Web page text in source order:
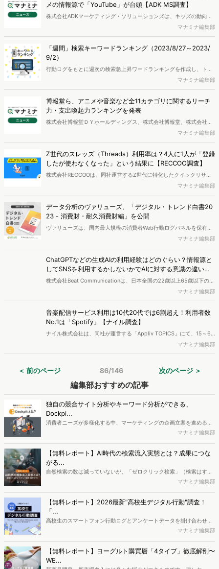
メの情報源で「YouTube」が台頭【ADK MS調査】
株式会社ADKマーケティング・ソリューションズは、キッズの動向を
年間通じて捉えることのできる調査ソリューション「ADKオリジナル
キッズパネル」を活用して、キッズのアニメ・漫画に関する意識・実
態調査を行い、結果を発表しました。
マナミナ編集部
「週間」検索キーワードランキング（2023/8/27～2023/
9/2）
行動ログをもとに週次の検索急上昇ワードランキングを作成し、トレ
ンドになっているワードについて取り上げます。2023年8月27日～9
月2日は、バスケットボール男子日本代表がパリ五輪の出場権を獲得
したことを受けて、選手名など「FIBAバスケットボール・ワールドカ
ップ」に関するワードの検索が急増していました。
マナミナ編集部
博報堂ら、アニメや音楽など全11カテゴリに関するリーチ
力・支出喚起力ランキングを発表
株式会社博報堂ＤＹホールディングス、株式会社博報堂、株式会社博
報堂ＤＹメディアパートナーズの共同研究プロジェクト「コンテンツ
ビジネスラボ」は「コンテンツファン消費行動調査2023」を実施
し、そのデータをもとにアニメや音楽など全11カテゴリ・計1200以上
のコンテンツに関する「リーチ力・支出喚起力ランキング」を発表し
ました。
マナミナ編集部
Z世代のスレッズ（Threads）利用率は？4人に1人が「登録
したが使わなくなった」という結果に【RECCOO調査】
株式会社RECCOOは、同社運営するZ世代に特化したクイックリサー
チサービス『サークルアップ』にて、現役Z世代を対象に「スレッズ
（Threads）の活用状況」の調査を実施し、結果を発表しました。
マナミナ編集部
データ分析のヴァリューズ、「デジタル・トレンド白書20
23 - 消費財・耐久消費財編」を公開
ヴァリューズは、国内最大規模の消費者Web行動ログパネルを保有
し、データマーケティング・メディア「マナミナ」にて消費トレンド
の自主調査を発信してきました。その中から注目領域の調査・コラム
をピックアップし、白書として収録。2021年の発行から3回目を迎え
る「デジタル・トレンド白書2023」は、Z世代・ライフスタイル編、
消費財・耐久消費財編の2部構成になっています。※レポートは無料で
ダウンロード頂けます。（第2部：ページ数｜109p）
マナミナ編集部
ChatGPTなどの生成AIの利用経験はどのぐらい？情報源と
してSNSを利用するかしないかでAIに対する意識の違いあ
り【Beat Communication調査】
株式会社Beat Communicationは、日本全国の22歳以上65歳以下の男
女を対象に、「Chat GPTなどのAIとソーシャルネットワークサービ
ス、チームコミュニケーションツールと現政権のデジタル・トランス
フォーメーションへの取り組み」の意識調査を行い、結果を発表しま
した。
マナミナ編集部
音楽配信サービス利用は10代20代では6割超え！利用者数
No.1は「Spotify」【ナイル調査】
ナイル株式会社は、同社が運営する「Appliv TOPICS」にて、15～69
歳男女を対象に、音楽配信サービスに関するアンケートを実施。調査
結果を公開いたしました。
マナミナ編集部
＜ 前のページ 86/146 次のページ ＞
編集部おすすめの記事
独自の競合サイト分析やキーワード分析ができる、
Dockpi...
消費者ニーズが多様化する中、マーケティングの企画立案を進める上
で、競合分析や消費者分析の重要性がより高まっています。Web行動
データを活用し、Web上の消費者行動を起点とした競合サイト分析や
消費者分析が可能です。今回はDockpitならではの利便性の高い機能
や活用方法を解説します。
マナミナ編集部
【無料レポート】AI時代の検索流入実態とは？成果につな
がる...
自然検索の数は減っていないが、「ゼロクリック検索」（検索はする
がページには流入しない）の割合が増加しているのが、AI時代の検索
か、また、要因を理解した上で、成果に確実につながるコンテンツを
制作するにはどうするべきなのでしょうか。本レポートはこのような
疑問をお抱えのSEO・Webマーケティングご担当者様におすすめの内
容となっています。※本レポートは記事のフォームから無料でダウン
マナミナ編集部
【無料レポート】2026最新"高校生デジタル行動"調査！
「...
高校生のスマートフォン行動ログとアンケートデータを掛け合わせ、
最新の若年層（高校生）におけるデジタル行動実態やSNSの利用傾向
ち、スマートフォンを取り巻く環境が成熟するなか、新興SNSの台頭
により高校生のデジタルライフスタイルは新たな変化を見せていま
す。※資料は記事内の入力フォームより、ダウンロードいただけま
マナミナ編集部
【無料レポート】ヨーグルト購買層「4タイプ」徹底解剖〜
WE...